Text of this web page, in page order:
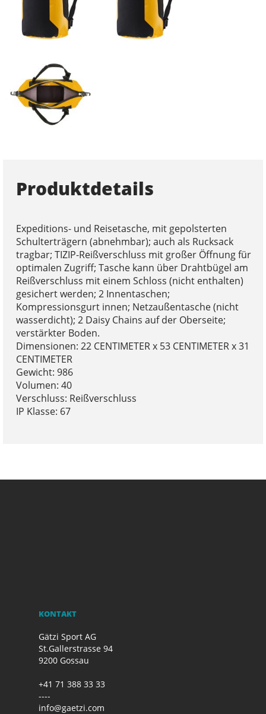
Produktdetails
Expeditions- und Reisetasche, mit gepolsterten
Schulterträgern (abnehmbar); auch als Rucksack
tragbar; TIZIP-Reißverschluss mit großer Öffnung für
optimalen Zugriff; Tasche kann über Drahtbügel am
Reißverschluss mit einem Schloss (nicht enthalten)
gesichert werden; 2 Innentaschen;
Kompressionsgurt innen; Netzaußentasche (nicht
wasserdicht); 2 Daisy Chains auf der Oberseite;
verstärkter Boden.
Dimensionen: 22 CENTIMETER x 53 CENTIMETER x 31
CENTIMETER
Gewicht: 986
Volumen: 40
Verschluss: Reißverschluss
IP Klasse: 67
KONTAKT
Gätzi Sport AG
St.Gallerstrasse 94
9200 Gossau
+41 71 388 33 33
----
info@gaetzi.com